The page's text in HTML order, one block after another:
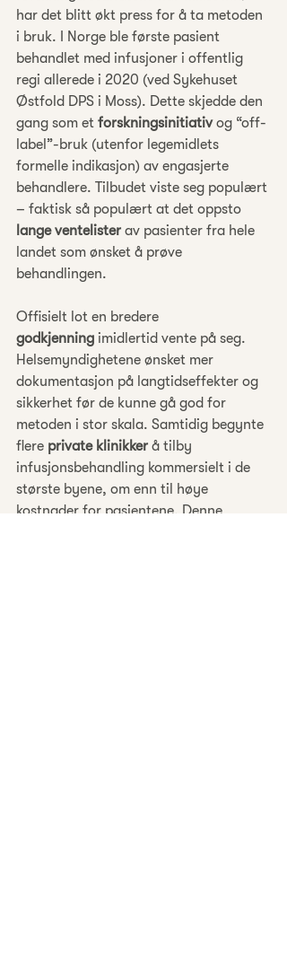
har det blitt økt press for å ta metoden
i bruk. I Norge ble første pasient
behandlet med infusjoner i offentlig
regi allerede i 2020 (ved Sykehuset
Østfold DPS i Moss). Dette skjedde den
gang som et forskningsinitiativ og “off-
label”-bruk (utenfor legemidlets
formelle indikasjon) av engasjerte
behandlere. Tilbudet viste seg populært
– faktisk så populært at det oppsto
lange ventelister av pasienter fra hele
landet som ønsket å prøve
behandlingen.
Offisielt lot en bredere
godkjenning imidlertid vente på seg.
Helsemyndighetene ønsket mer
dokumentasjon på langtidseffekter og
sikkerhet før de kunne gå god for
metoden i stor skala. Samtidig begynte
flere private klinikker å tilby
infusjonsbehandling kommersielt i de
største byene, om enn til høye
kostnader for pasientene. Denne